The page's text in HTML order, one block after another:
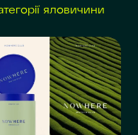
яловичини